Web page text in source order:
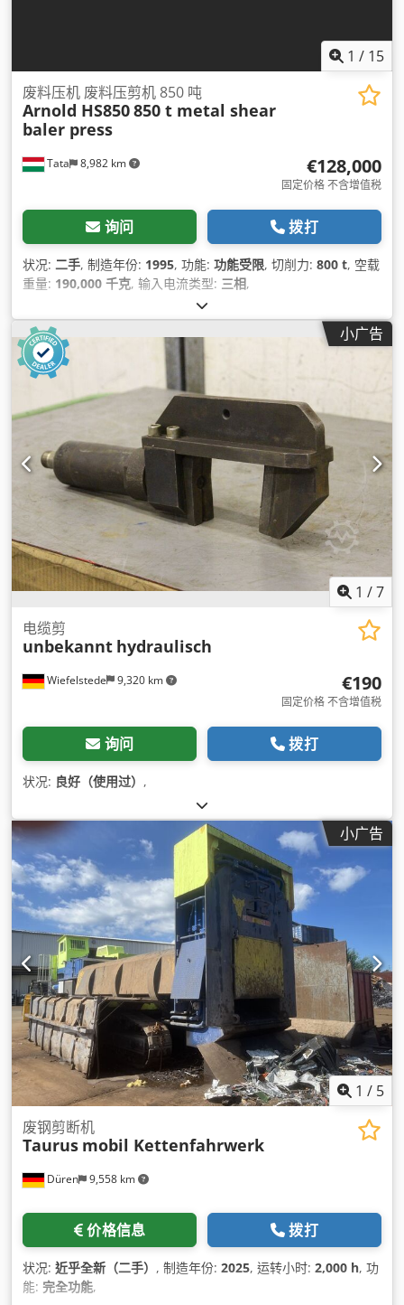
1 / 15
Tata 8,982 km
废料压机 废料压剪机 850 吨
Arnold HS850850 t metal shear
baler press
€128,000
固定价格 不含增值税
询问 拨打
状况: 二手, 制造年份: 1995, 功能: 功能受限, 切削力: 800 t, 空载
重量: 190,000 千克, 输入电流类型: 三相,
小广告
1 /7
Wiefelstede 9,320 km
电缆剪
unbekannt hydraulisch
€190
固定价格 不含增值税
询问 拨打
状况: 良好（使用过） ,
小广告
1 / 5
Düren 9,558 km
废钢剪断机
Taurus mobil Kettenfahrwerk
价格信息 拨打
状况: 近乎全新（二手） , 制造年份: 2025, 运转小时: 2,000 h, 功
能: 完全功能,